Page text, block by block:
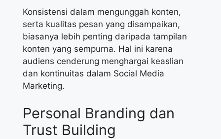
Konsistensi dalam mengunggah konten,
serta kualitas pesan yang disampaikan,
biasanya lebih penting daripada tampilan
konten yang sempurna. Hal ini karena
audiens cenderung menghargai keaslian
dan kontinuitas dalam Social Media
Marketing.
Personal Branding dan
Trust Building